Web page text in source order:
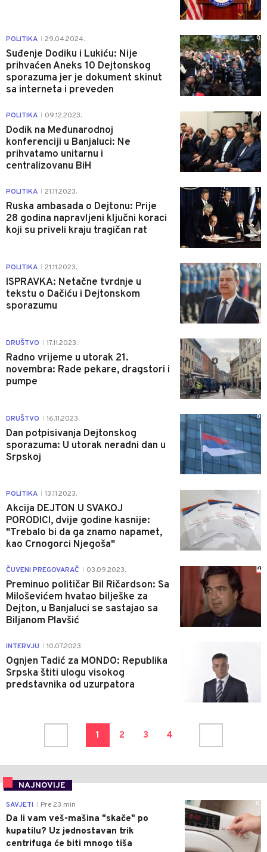
POLITIKA 29.04.2024.
Suđenje Dodiku i Lukiću: Nije
prihvaćen Aneks 10 Dejtonskog
sporazuma jer je dokument skinut
sa interneta i preveden
0
POLITIKA 09.12.2023.
Dodik na Međunarodnoj
konferenciji u Banjaluci: Ne
prihvatamo unitarnu i
centralizovanu BiH
0
POLITIKA 21.11.2023.
Ruska ambasada o Dejtonu: Prije
28 godina napravljeni ključni koraci
koji su priveli kraju tragičan rat
1
POLITIKA 21.11.2023.
ISPRAVKA: Netačne tvrdnje u
tekstu o Dačiću i Dejtonskom
sporazumu
0
DRUŠTVO 17.11.2023.
Radno vrijeme u utorak 21.
novembra: Rade pekare, dragstori i
pumpe
0
DRUŠTVO 16.11.2023.
Dan potpisivanja Dejtonskog
sporazuma: U utorak neradni dan u
Srpskoj
0
POLITIKA 13.11.2023.
Akcija DEJTON U SVAKOJ
PORODICI, dvije godine kasnije:
"Trebalo bi da ga znamo napamet,
kao Crnogorci Njegoša"
1
ČUVENI PREGOVARAČ 03.09.2023.
Preminuo političar Bil Ričardson: Sa
Miloševićem hvatao bilješke za
Dejton, u Banjaluci se sastajao sa
Biljanom Plavšić
0
INTERVJU 10.07.2023.
Ognjen Tadić za MONDO: Republika
Srpska štiti ulogu visokog
predstavnika od uzurpatora
1 2 3 4
NAJNOVIJE
0
SAVJETI Pre 23 min
Da li vam veš-mašina "skače" po
kupatilu? Uz jednostavan trik
centrifuga će biti mnogo tiša